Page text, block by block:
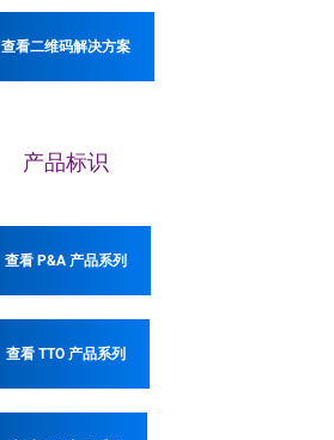
查看二维码解决方案
产品标识
查看 P&A 产品系列
查看 TTO 产品系列